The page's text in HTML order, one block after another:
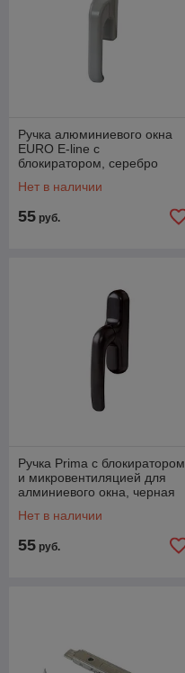
Ручка алюминиевого окна
EURO E-line с
блокиратором, серебро
Нет в наличии
55 руб.
Ручка Prima с блокиратором
и микровентиляцией для
алминиевого окна, черная
Нет в наличии
55 руб.